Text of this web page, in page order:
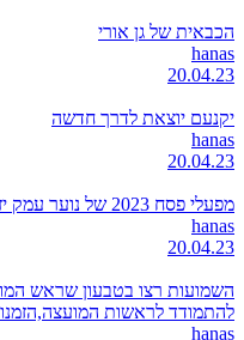
הכבאית של גן אורי
hanas
20.04.23
יקנעם יוצאת לדרך חדשה
hanas
20.04.23
מפעלי פסח 2023 של נוער עמק יזרעאל
hanas
20.04.23
השמועות רצו בטבעון שראש
להתמודד לראשות
hanas